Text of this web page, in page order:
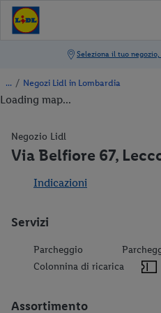
/ Negozi Lidl in Lombardia
Loading map...
Negozio Lidl
Via Belfiore 67,
Indicazioni
Servizi
Parcheggio
Colonnina di ricarica
Assortimento